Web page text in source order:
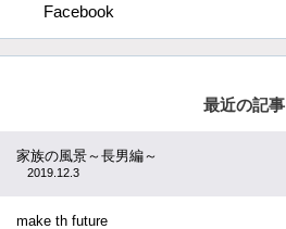
Facebook
最近の記事
家族の風景～長男編～
2019.12.3
make th future